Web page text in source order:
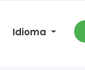
Idioma